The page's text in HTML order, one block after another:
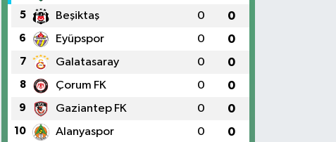
5 Beşiktaş 0 0
6 Eyüpspor 0 0
7 Galatasaray 0 0
8 Çorum FK 0 0
9 Gaziantep FK 0 0
10 Alanyaspor 0 0